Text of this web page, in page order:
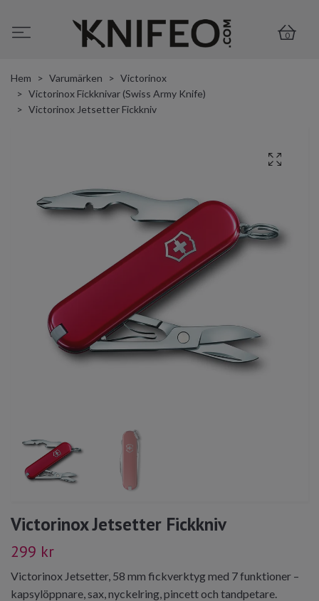
0
Hem Varumärken
Victorinox
Victorinox Fickknivar (Swiss Army Knife)
Victorinox Jetsetter Fickkniv
Victorinox Jetsetter Fickkniv
299 kr
Victorinox Jetsetter, 58 mm fickverktyg med 7 funktioner –
kapsylöppnare, sax, nyckelring, pincett och tandpetare.